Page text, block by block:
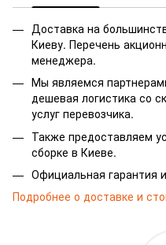
Доставка на
Киеву. Перечень
менеджера.
Мы являемся
дешевая логистика со
услуг перевозчика.
Также предоставляем
сборке в Киеве.
Официальная гарантия
Подробнее о доставке и